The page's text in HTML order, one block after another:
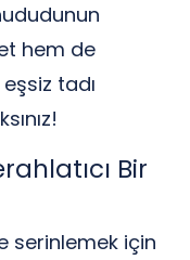
hem de
tadı
Bir
serinlemek için